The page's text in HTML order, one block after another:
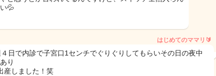
💦
はじめてのママリ🔰
日で内診で子宮口1センチでぐりぐりしてもらいその日の夜中
り
産しました！笑